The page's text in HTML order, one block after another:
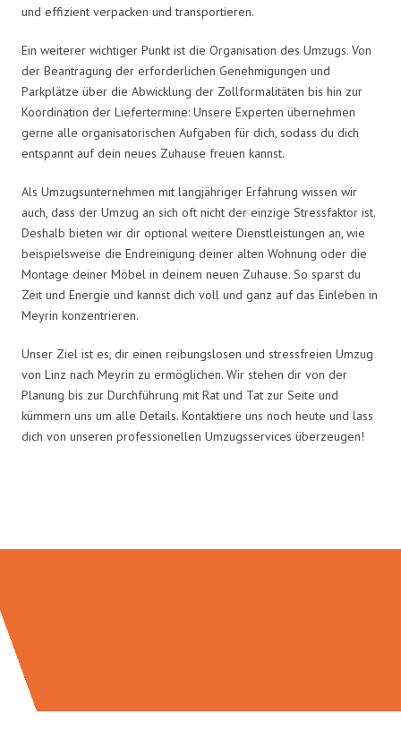
und effizient verpacken und transportieren.
Ein weiterer wichtiger Punkt ist die Organisation des Umzugs. Von
der Beantragung der erforderlichen Genehmigungen und
Parkplätze über die Abwicklung der Zollformalitäten bis hin zur
Koordination der Liefertermine: Unsere Experten übernehmen
gerne alle organisatorischen Aufgaben für dich, sodass du dich
entspannt auf dein neues Zuhause freuen kannst.
Als Umzugsunternehmen mit langjähriger Erfahrung wissen wir
auch, dass der Umzug an sich oft nicht der einzige Stressfaktor ist.
Deshalb bieten wir dir optional weitere Dienstleistungen an, wie
beispielsweise die Endreinigung deiner alten Wohnung oder die
Montage deiner Möbel in deinem neuen Zuhause. So sparst du
Zeit und Energie und kannst dich voll und ganz auf das Einleben in
Meyrin konzentrieren.
Unser Ziel ist es, dir einen reibungslosen und stressfreien Umzug
von Linz nach Meyrin zu ermöglichen. Wir stehen dir von der
Planung bis zur Durchführung mit Rat und Tat zur Seite und
kümmern uns um alle Details. Kontaktiere uns noch heute und lass
dich von unseren professionellen Umzugsservices überzeugen!